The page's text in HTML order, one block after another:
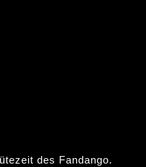
des Fandango.